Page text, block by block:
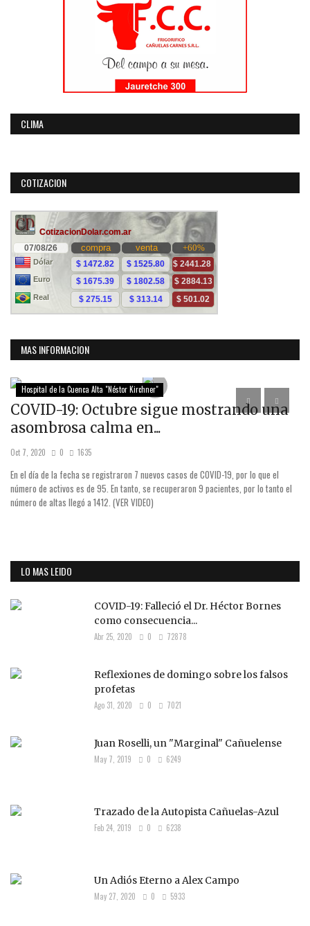
CLIMA
COTIZACION
MAS INFORMACION
Hospital de la Cuenca Alta "Néstor Kirchner"
COVID-19: Octubre sigue mostrando una
asombrosa calma en...
Oct 7, 2020 0 1635
En el día de la fecha se registraron 7 nuevos casos de COVID-19, por lo que el
número de activos es de 95. En tanto, se recuperaron 9 pacientes, por lo tanto el
número de altas llegó a 1412. (VER VIDEO)
LO MAS LEIDO
COVID-19: Falleció el Dr. Héctor Bornes
como consecuencia...
Abr 25, 2020 0 72878
Reflexiones de domingo sobre los falsos
profetas
Ago 31, 2020 0 7021
Juan Roselli, un "Marginal" Cañuelense
May 7, 2019 0 6249
Trazado de la Autopista Cañuelas-Azul
Feb 24, 2019 0 6238
Un Adiós Eterno a Alex Campo
May 27, 2020 0 5933